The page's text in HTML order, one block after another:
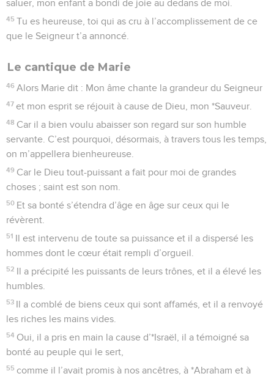
saluer, mon enfant a bondi de joie au dedans de moi.
45 Tu es heureuse, toi qui as cru à l’accomplissement de ce
que le Seigneur t’a annoncé.
Le cantique de Marie
46 Alors Marie dit : Mon âme chante la grandeur du Seigneur
47 et mon esprit se réjouit à cause de Dieu, mon *Sauveur.
48 Car il a bien voulu abaisser son regard sur son humble
servante. C’est pourquoi, désormais, à travers tous les temps,
on m’appellera bienheureuse.
49 Car le Dieu tout-puissant a fait pour moi de grandes
choses ; saint est son nom.
50 Et sa bonté s’étendra d’âge en âge sur ceux qui le
révèrent.
51 Il est intervenu de toute sa puissance et il a dispersé les
hommes dont le cœur était rempli d’orgueil.
52 Il a précipité les puissants de leurs trônes, et il a élevé les
humbles.
53 Il a comblé de biens ceux qui sont affamés, et il a renvoyé
les riches les mains vides.
54 Oui, il a pris en main la cause d’*Israël, il a témoigné sa
bonté au peuple qui le sert,
55 comme il l’avait promis à nos ancêtres, à *Abraham et à